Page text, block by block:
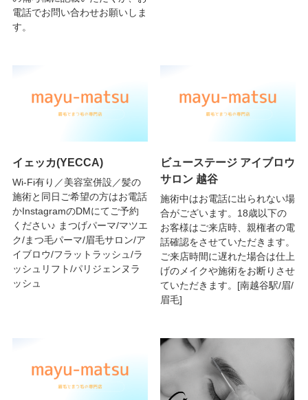
電話でお問い合わせお願いしま
す。
イェッカ(YECCA)
Wi-Fi有り／美容室併設／髪の
施術と同日ご希望の方はお電話
かInstagramのDMにてご予約
ください♪ まつげパーマ/マツエ
ク/まつ毛パーマ/眉毛サロン/ア
イブロウ/フラットラッシュ/ラ
ッシュリフト/パリジェンヌラ
ッシュ
ビューステージ アイブロウ
サロン 越谷
施術中はお電話に出られない場
合がございます。18歳以下の
お客様はご来店時、親権者の電
話確認をさせていただきます。
ご来店時間に遅れた場合は仕上
げのメイクや施術をお断りさせ
ていただきます。[南越谷駅/眉/
眉毛]